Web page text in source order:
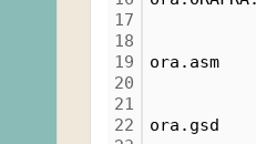
17
18
19
20
21
22
ora.asm
ora.gsd